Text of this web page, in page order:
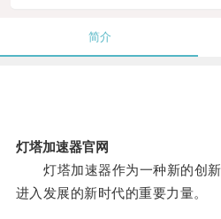
简介
灯塔加速器官网
灯塔加速器作为一种新的创新
进入发展的新时代的重要力量。